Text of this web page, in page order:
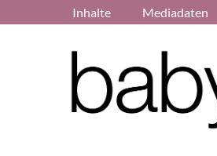
Inhalte Mediadaten